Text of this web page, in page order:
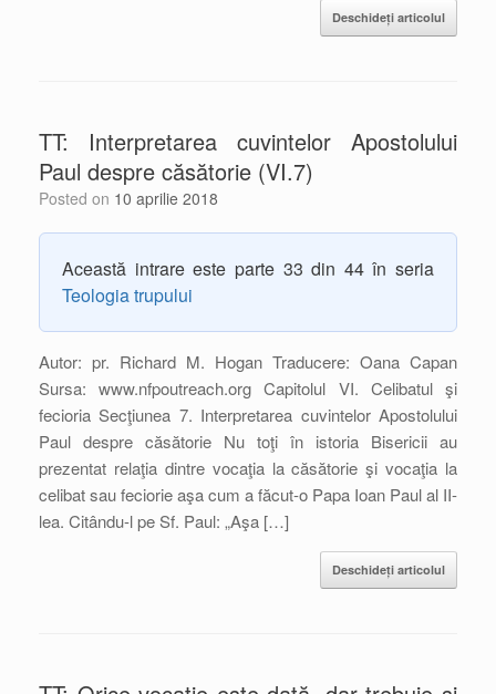
Deschideți articolul
TT: Interpretarea cuvintelor Apostolului
Paul despre căsătorie (VI.7)
Posted on 10 aprilie 2018
Această intrare este parte 33 din 44 în seria
Teologia trupului
Autor: pr. Richard M. Hogan Traducere: Oana Capan
Sursa: www.nfpoutreach.org Capitolul VI. Celibatul şi
fecioria Secţiunea 7. Interpretarea cuvintelor Apostolului
Paul despre căsătorie Nu toţi în istoria Bisericii au
prezentat relaţia dintre vocaţia la căsătorie şi vocaţia la
celibat sau feciorie aşa cum a făcut-o Papa Ioan Paul al II-
lea. Citându-l pe Sf. Paul: „Aşa […]
Deschideți articolul